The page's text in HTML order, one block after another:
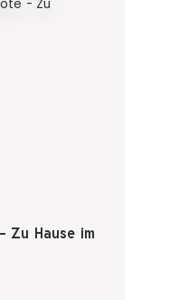
Zu Hause im